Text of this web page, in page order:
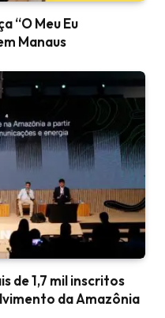
“O Meu Eu
Manaus
de 1,7 mil inscritos
da Amazônia